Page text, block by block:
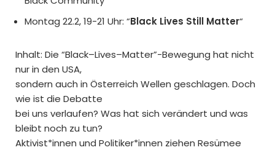
Montag 22.2, 19-21 Uhr: “Black Lives Still Matter“
Inhalt: Die “Black–Lives–Matter”-Bewegung hat nicht
nur in den USA,
sondern auch in Österreich Wellen geschlagen. Doch
wie ist die Debatte
bei uns verlaufen? Was hat sich verändert und was
bleibt noch zu tun?
Aktivist*innen und Politiker*innen ziehen Resümee